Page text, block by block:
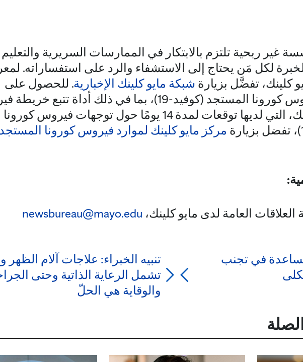
غير ربحية تلتزم بالابتكار في الممارسات السريرية
لكل مَن يحتاج إلى الاستشفاء والرد على استفساراته.
كلينك، تفضَّل بزيارة شبكة مايو كلينك الإخبارية. للحصول على
معلومات حول فيروس كورونا المستجد (كوفيد-19)، بما في ذلك أداة تتبع
كورونا في مايو كلينك، التي لديها توقعات لمدة 14 يومًا حول توجهات فيروس كورونا
مركز مايو كلينك لموارد فيروس كورونا المستجد
العامة لدى مايو كلينك، newsbureau@mayo.edu
في تجنب
تنبيه الخبراء: علاجات آلام الظهر
تشمل الرعاية الذاتية وحتى
والوقاية هي الحلّ